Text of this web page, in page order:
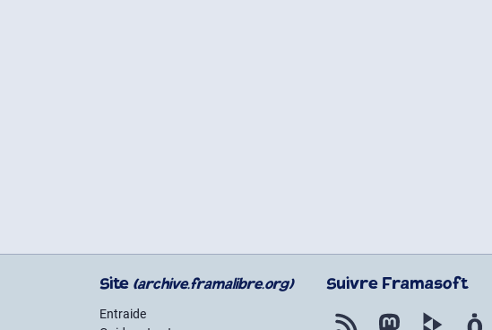
Site (archive.framalibre.org)
Entraide
Suivre Framasoft
Flux RSS Mastodon